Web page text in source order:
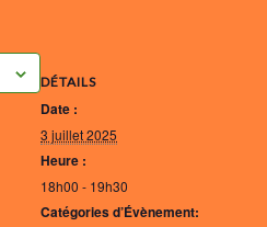
DÉTAILS
Date :
3 juillet 2025
Heure :
18h00 - 19h30
Catégories d’Évènement: